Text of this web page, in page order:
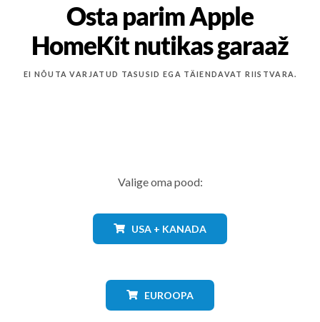
Osta parim Apple
HomeKit nutikas garaaž
EI NÕUTA VARJATUD TASUSID EGA TÄIENDAVAT RIISTVARA.
Valige oma pood:
USA + KANADA
EUROOPA